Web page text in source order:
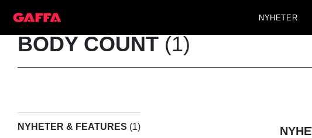
NYHETER
BODY COUNT (1)
NYHETER & FEATURES (1)